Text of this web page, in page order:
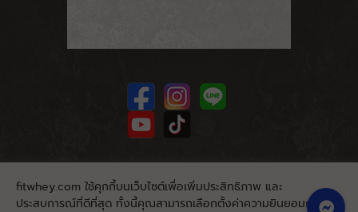
fitwhey.com ใช้คุกกี้บนเว็บไซต์เพื่อเพิ่มประสิทธิภาพ และ
ประสบการณ์ที่ดีที่สุด ทั้งนี้คุณสามารถเลือกตั้งค่าความยินยอมการใช้